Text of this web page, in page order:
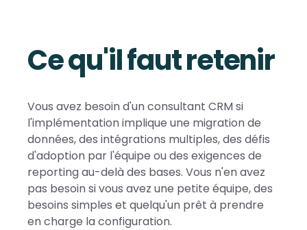
Ce qu'il faut retenir
Vous avez besoin d'un consultant CRM si
l'implémentation implique une migration de
données, des intégrations multiples, des défis
d'adoption par l'équipe ou des exigences de
reporting au-delà des bases. Vous n'en avez
pas besoin si vous avez une petite équipe, des
besoins simples et quelqu'un prêt à prendre
en charge la configuration.